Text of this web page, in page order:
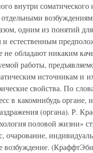
внутри
одним из понятий
естественным
обладают никаким
работы,
источникам и
свойства. По
в какомнибудь
(органа). Р.
половой жизни»
возбуждение.